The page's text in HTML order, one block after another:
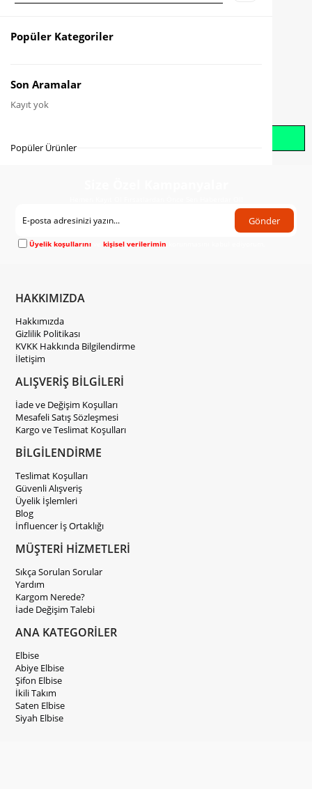
Gelince Haber Ver
Gönder
Üyelik koşullarını vekişisel verilerimin
HAKKIMIZDA
Hakkımızda
Gizlilik Politikası
KVKK Hakkında Bilgilendirme
İletişim
ALIŞVERİŞ BİLGİLERİ
İade ve Değişim Koşulları
Mesafeli Satış Sözleşmesi
Kargo ve Teslimat Koşulları
BİLGİLENDİRME
Teslimat Koşulları
Güvenli Alışveriş
Üyelik İşlemleri
Blog
İnfluencer İş Ortaklığı
MÜŞTERİ HİZMETLERİ
Sıkça Sorulan Sorular
Yardım
Kargom Nerede?
İade Değişim Talebi
ANA KATEGORİLER
Elbise
Abiye Elbise
Şifon Elbise
İkili Takım
Saten Elbise
Siyah Elbise
Popüler Kategoriler
Son Aramalar
Kayıt yok
Popüler Ürünler